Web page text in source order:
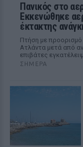
Πανικός στο
Εκκενώθηκε
έκτακτης
Πτήση με
Ατλάντα μετά από
επιβάτες
ΣΉΜΕΡΑ